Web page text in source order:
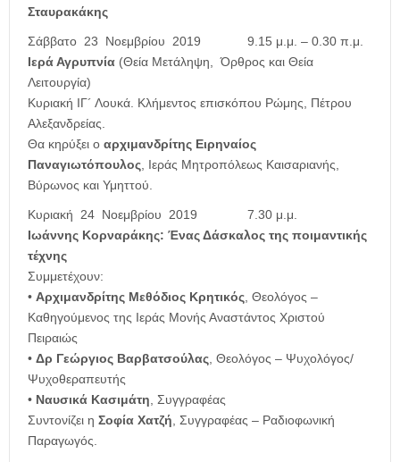
Σταυρακάκης
Σάββατο 23 Νοεμβρίου 2019
9.15 μ.μ. – 0.30 π.μ.
Ιερά Αγρυπνία (Θεία Μετάληψη, Όρθρος και Θεία
Λειτουργία)
Κυριακή ΙΓ´ Λουκά. Κλήμεντος επισκόπου Ρώμης, Πέτρου
Αλεξανδρείας.
Θα κηρύξει ο αρχιμανδρίτης Ειρηναίος
Παναγιωτόπουλος, Ιεράς Μητροπόλεως Καισαριανής,
Βύρωνος και Υμηττού.
Κυριακή 24 Νοεμβρίου 2019
7.30 μ.μ.
Ιωάννης Κορναράκης: Ένας Δάσκαλος της ποιμαντικής
τέχνης
Συμμετέχουν:
• Αρχιμανδρίτης Μεθόδιος Κρητικός, Θεολόγος –
Καθηγούμενος της Ιεράς Μονής Αναστάντος Χριστού
Πειραιώς
• Δρ Γεώργιος Βαρβατσούλας, Θεολόγος – Ψυχολόγος/
Ψυχοθεραπευτής
• Ναυσικά Κασιμάτη, Συγγραφέας
Συντονίζει η Σοφία Χατζή, Συγγραφέας – Ραδιοφωνική
Παραγωγός.